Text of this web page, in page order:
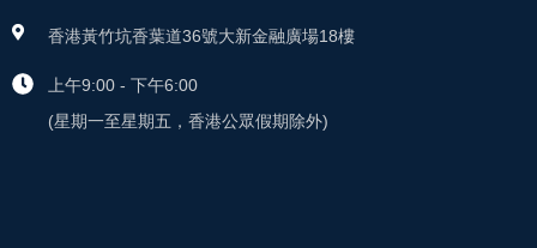
香港黃竹坑香葉道36號大新金融廣場18樓
上午9:00 - 下午6:00
(星期一至星期五，香港公眾假期除外)